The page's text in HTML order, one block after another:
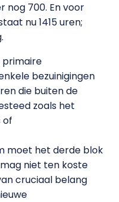
nog 700. En voor
nu 1415 uren;
primaire
bezuinigingen
die buiten de
zoals het
of
moet het derde blok
niet ten koste
cruciaal belang